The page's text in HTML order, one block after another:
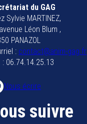
du GAG
Sylvie MARTINEZ,
Léon Blum ,
PANAZOL
: contact@anim-gag.fr
: 06.74.14.25.13
Nous écrire
suivre